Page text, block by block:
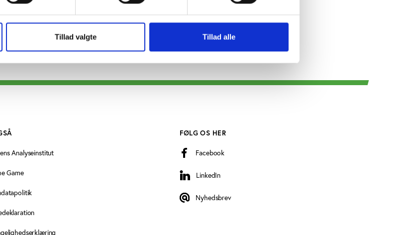
Tillad valgte Tillad alle
Analyseinstitut
Game
FØLG OS HER
Facebook
LinkedIn
LinkedIn
Nyhedsbrev
Nyhedsbrev